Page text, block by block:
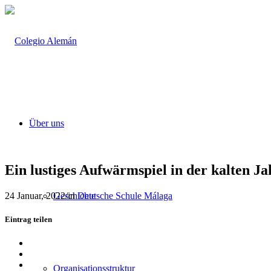
Über uns
Geschichte
Organisationsstruktur
Ein lustiges Aufwärmspiel in der kalten
24 Januar, 2022/inDeutsche Schule Málaga
Eintrag teilen
Facebook
Teilen